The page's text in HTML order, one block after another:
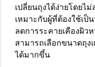
เปลี่ยนถุงได้ง่ายโดยไ
เหมาะกับผู้ที่ต้องใช้เป็
ลดการระคายเคืองผิว
สามารถเลือกขนาดถุง
ได้มากขึ้น